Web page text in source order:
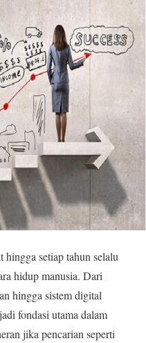
setiap tahun selalu
hidup manusia. Dari
hingga sistem digital
fondasi utama dalam
jika pencarian seperti